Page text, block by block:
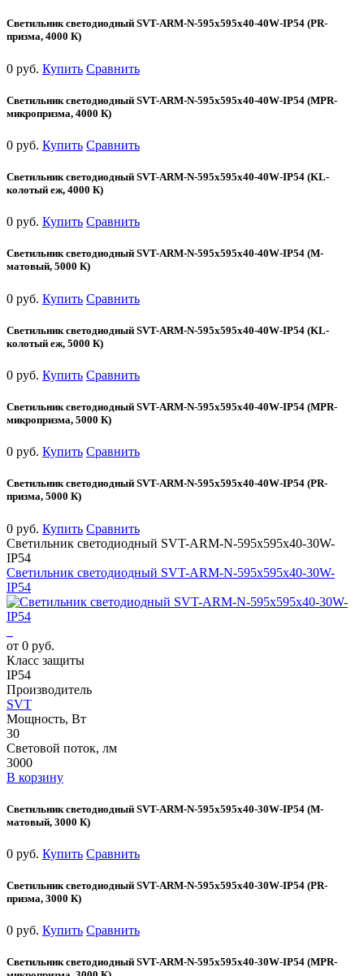
Светильник светодиодный SVT-ARM-N-595x595x40-40W-IP54 (PR-
призма, 4000 К)
0 руб. Купить Сравнить
Светильник светодиодный SVT-ARM-N-595x595x40-40W-IP54 (MPR-
микропризма, 4000 К)
0 руб. Купить Сравнить
Светильник светодиодный SVT-ARM-N-595x595x40-40W-IP54 (KL-
колотый еж, 4000 К)
0 руб. Купить Сравнить
Светильник светодиодный SVT-ARM-N-595x595x40-40W-IP54 (М-
матовый, 5000 К)
0 руб. Купить Сравнить
Светильник светодиодный SVT-ARM-N-595x595x40-40W-IP54 (KL-
колотый еж, 5000 К)
0 руб. Купить Сравнить
Светильник светодиодный SVT-ARM-N-595x595x40-40W-IP54 (MPR-
микропризма, 5000 К)
0 руб. Купить Сравнить
Светильник светодиодный SVT-ARM-N-595x595x40-40W-IP54 (PR-
призма, 5000 К)
0 руб. Купить Сравнить
Светильник светодиодный SVT-ARM-N-595x595x40-30W-
IP54
Светильник светодиодный SVT-ARM-N-595x595x40-30W-
IP54
от 0 руб.
Класс защиты
IP54
Производитель
SVT
Мощность, Вт
30
Световой поток, лм
3000
В корзину
Светильник светодиодный SVT-ARM-N-595x595x40-30W-IP54 (М-
матовый, 3000 К)
0 руб. Купить Сравнить
Светильник светодиодный SVT-ARM-N-595x595x40-30W-IP54 (PR-
призма, 3000 К)
0 руб. Купить Сравнить
Светильник светодиодный SVT-ARM-N-595x595x40-30W-IP54 (MPR-